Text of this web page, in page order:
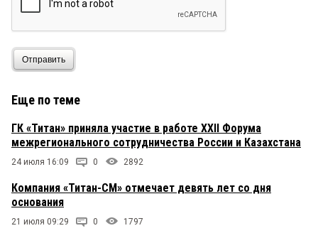
Отправить
Еще по теме
ГК «Титан» приняла участие в работе XXII Форума
межрегионального сотрудничества России и Казахстана
24 июля 16:09 0 2892
Компания «Титан-СМ» отмечает девять лет со дня
основания
21 июля 09:29 0 1797